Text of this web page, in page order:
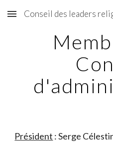
Skip to main content
Conseil des leaders
Président : Serge